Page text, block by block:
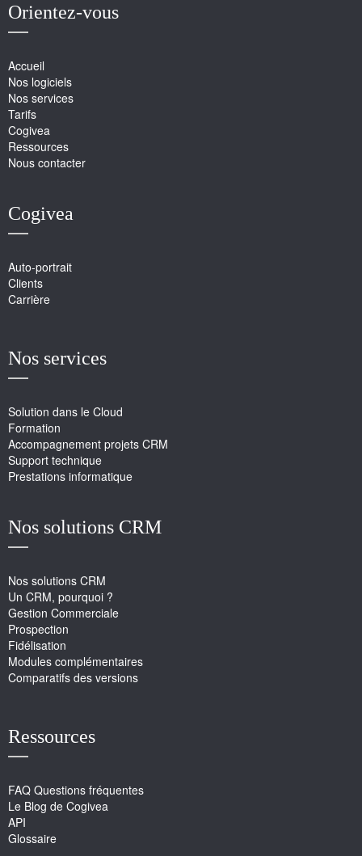
Orientez-vous
Accueil
Nos logiciels
Nos services
Tarifs
Cogivea
Ressources
Nous contacter
Cogivea
Auto-portrait
Clients
Carrière
Nos services
Solution dans le Cloud
Formation
Accompagnement projets CRM
Support technique
Prestations informatique
Nos solutions CRM
Nos solutions CRM
Un CRM, pourquoi ?
Gestion Commerciale
Prospection
Fidélisation
Modules complémentaires
Comparatifs des versions
Ressources
FAQ Questions fréquentes
Le Blog de Cogivea
API
Glossaire